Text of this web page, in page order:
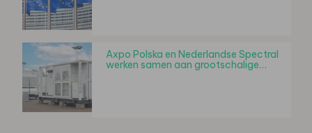
Axpo Polska en Nederlandse Spectral
werken samen aan grootschalige…